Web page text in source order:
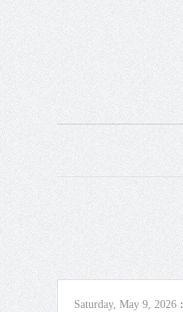
:
Saturday, May 9, 2026